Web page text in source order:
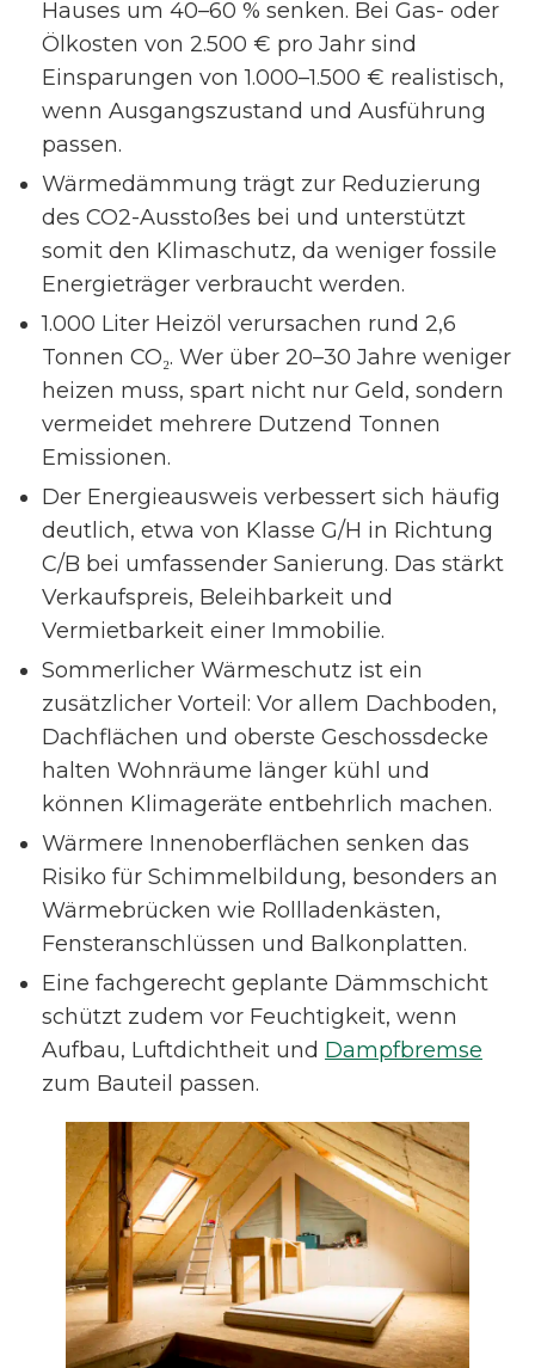
Hauses um 40–60 % senken. Bei Gas- oder
Ölkosten von 2.500 € pro Jahr sind
Einsparungen von 1.000–1.500 € realistisch,
wenn Ausgangszustand und Ausführung
passen.
Wärmedämmung trägt zur Reduzierung
des CO2-Ausstoßes bei und unterstützt
somit den Klimaschutz, da weniger fossile
Energieträger verbraucht werden.
1.000 Liter Heizöl verursachen rund 2,6
Tonnen CO₂. Wer über 20–30 Jahre weniger
heizen muss, spart nicht nur Geld, sondern
vermeidet mehrere Dutzend Tonnen
Emissionen.
Der Energieausweis verbessert sich häufig
deutlich, etwa von Klasse G/H in Richtung
C/B bei umfassender Sanierung. Das stärkt
Verkaufspreis, Beleihbarkeit und
Vermietbarkeit einer Immobilie.
Sommerlicher Wärmeschutz ist ein
zusätzlicher Vorteil: Vor allem Dachboden,
Dachflächen und oberste Geschossdecke
halten Wohnräume länger kühl und
können Klimageräte entbehrlich machen.
Wärmere Innenoberflächen senken das
Risiko für Schimmelbildung, besonders an
Wärmebrücken wie Rollladenkästen,
Fensteranschlüssen und Balkonplatten.
Eine fachgerecht geplante Dämmschicht
schützt zudem vor Feuchtigkeit, wenn
Aufbau, Luftdichtheit und Dampfbremse
zum Bauteil passen.